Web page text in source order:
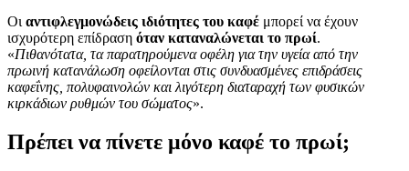
Οι αντιφλεγμονώδεις ιδιότητες του καφέ μπορεί να έχουν
ισχυρότερη επίδραση όταν καταναλώνεται το πρωί.
«Πιθανότατα, τα παρατηρούμενα οφέλη για την υγεία από την
πρωινή κατανάλωση οφείλονται στις συνδυασμένες επιδράσεις
καφεΐνης, πολυφαινολών και λιγότερη διαταραχή των φυσικών
κιρκάδιων ρυθμών του σώματος».
Πρέπει να πίνετε μόνο καφέ το πρωί;